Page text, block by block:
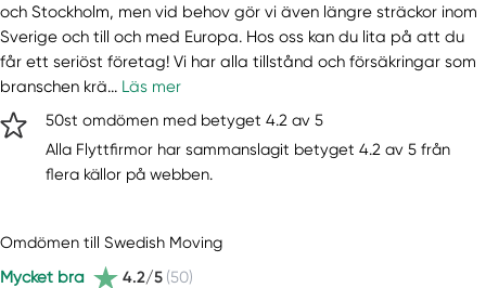
och Stockholm, men vid behov gör vi även längre sträckor inom
Sverige och till och med Europa. Hos oss kan du lita på att du
får ett seriöst företag! Vi har alla tillstånd och försäkringar som
branschen krä... Läs mer
50st omdömen med betyget 4.2 av 5
Alla Flyttfirmor har sammanslagit betyget 4.2 av 5 från
flera källor på webben.
Omdömen till Swedish Moving
Mycket bra
4.2/5 (50)